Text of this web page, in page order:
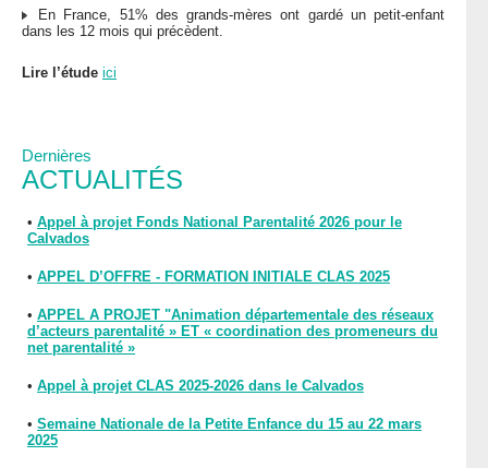
Dernières
ACTUALITÉS
• Appel à projet Fonds National Parentalité 2026 pour le
Calvados
• APPEL D’OFFRE - FORMATION INITIALE CLAS 2025
• APPEL A PROJET "Animation départementale des réseaux
d’acteurs parentalité » ET « coordination des promeneurs du
net parentalité »
• Appel à projet CLAS 2025-2026 dans le Calvados
• Semaine Nationale de la Petite Enfance du 15 au 22 mars
2025
En France, 51% des grands-mères ont gardé un petit-enfant
dans les 12 mois qui précèdent.
Lire l’étude ici